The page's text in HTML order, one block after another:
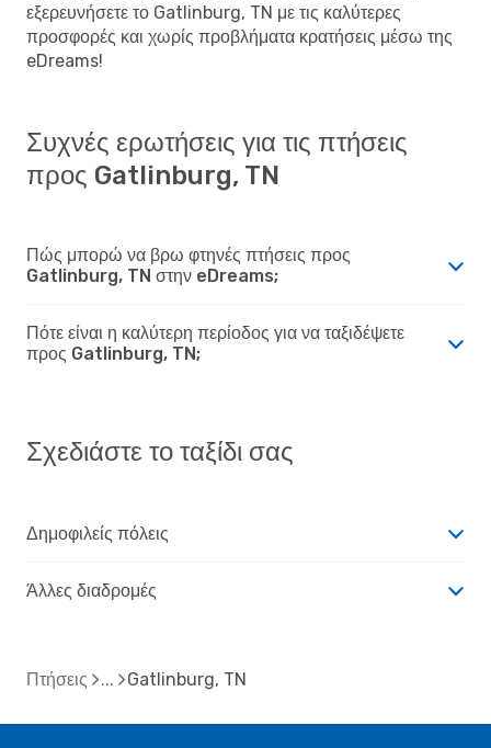
εξερευνήσετε το Gatlinburg, TN με τις καλύτερες
προσφορές και χωρίς προβλήματα κρατήσεις μέσω της
eDreams!
Συχνές ερωτήσεις για τις πτήσεις
προς Gatlinburg, TN
Πώς μπορώ να βρω φτηνές πτήσεις προς
Gatlinburg, TN στην eDreams;
Πότε είναι η καλύτερη περίοδος για να ταξιδέψετε
προς Gatlinburg, TN;
Σχεδιάστε το ταξίδι σας
Δημοφιλείς πόλεις
Άλλες διαδρομές
Πτήσεις Gatlinburg, TN